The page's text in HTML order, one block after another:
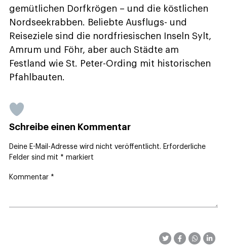
gemütlichen Dorfkrögen – und die köstlichen
Nordseekrabben. Beliebte Ausflugs- und
Reiseziele sind die nordfriesischen Inseln Sylt,
Amrum und Föhr, aber auch Städte am
Festland wie St. Peter-Ording mit historischen
Pfahlbauten.
Schreibe einen Kommentar
Deine E-Mail-Adresse wird nicht veröffentlicht. Erforderliche
Felder sind mit * markiert
Kommentar *